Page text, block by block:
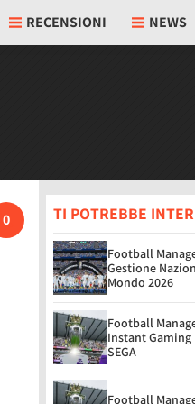
RECENSIONI NEWS
0 TI POTREBBE
Football
Gestione
Mondo 2026
Football
Instant
SEGA
Football